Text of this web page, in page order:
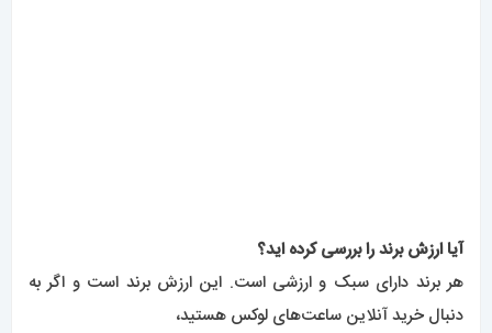
آیا ارزش برند را بررسی کرده اید؟
هر برند دارای سبک و ارزشی است. این ارزش برند است و اگر به
دنبال خرید آنلاین ساعت‌های لوکس هستید،